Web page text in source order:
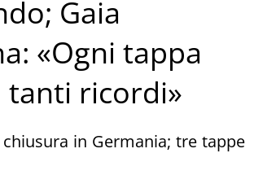
Gaia
«Ogni tappa
ricordi»
in Germania; tre tappe